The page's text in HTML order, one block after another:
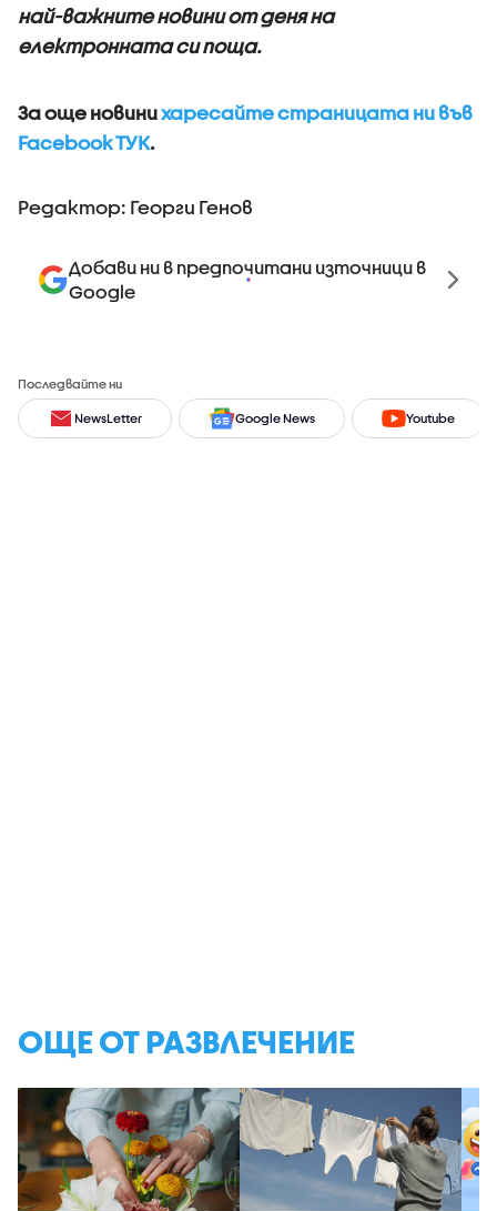
най-важните новини от деня на
електронната си поща.
За още новинихаресайте страницата ни във
Facebook ТУК.
Редактор: Георги Генов
Добави ни в предпочитани източници в
Google
Последвайте ни
NewsLetter Google News Youtube
ОЩЕ ОТ РАЗВЛЕЧЕНИЕ